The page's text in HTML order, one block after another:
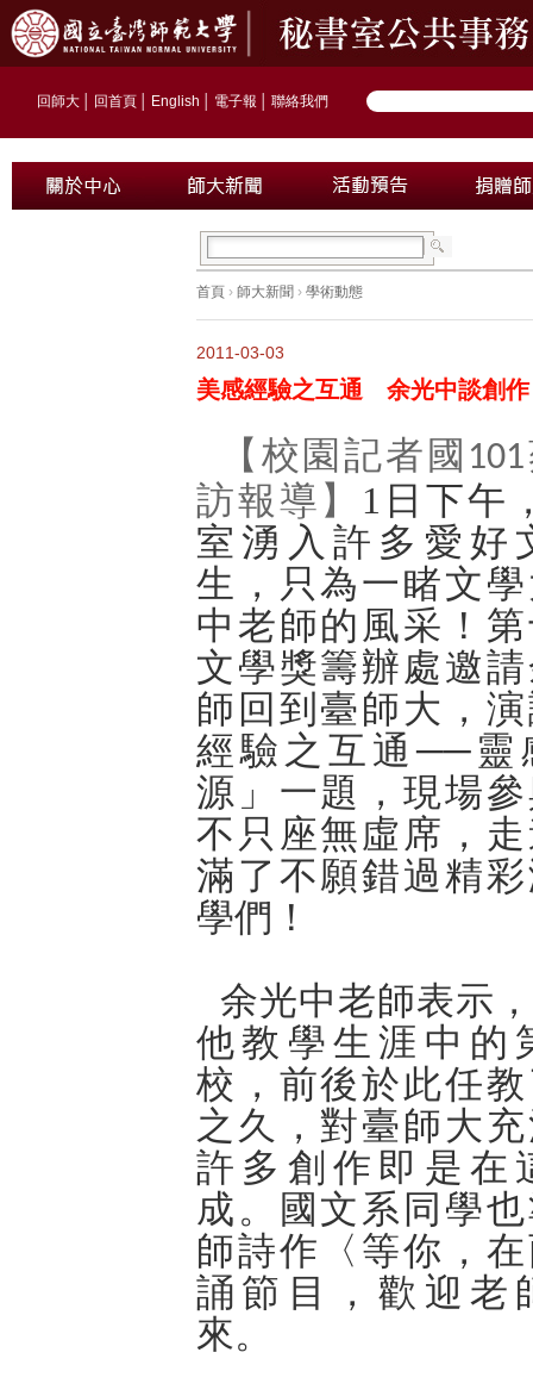
回師大 回首頁 English 電子報 聯絡我們
首頁 › 師大新聞 › 學術動態
2011-03-03
美感經驗之互通 余光中談創作
【 校園記者國 101
訪報導】 1 日下午
室湧入許多愛好
生，只為一睹文
中老師的風采！
文學獎籌辦處邀
師回到臺師大，
經驗之互通──靈
源」一題，現場
不只座無虛席，
滿了不願錯過精
學們！
余光中老師表示
他教學生涯中的
校，前後於此任
之久，對臺師大
許多創作即是在
成。國文系同學
師詩作〈等你，
誦節目，歡迎老
來。